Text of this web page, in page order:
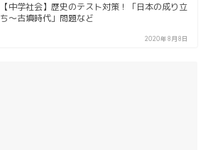
【中学社会】歴史のテスト対策！「日本の成り立
ち〜古墳時代」問題など
2020年8月8日